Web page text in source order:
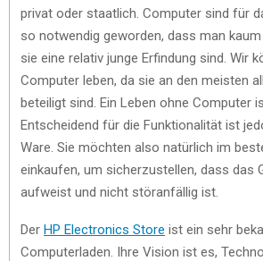
privat oder staatlich. Computer sind für
so notwendig geworden, dass man
sie eine relativ junge Erfindung sind. Wir
Computer leben, da sie an den meisten
beteiligt sind. Ein Leben ohne Computer
Entscheidend für die Funktionalität ist
Ware. Sie möchten also natürlich im
einkaufen, um sicherzustellen, dass das
aufweist und nicht störanfällig ist.
Der HP Electronics Store ist ein sehr
Computerladen. Ihre Vision ist es,